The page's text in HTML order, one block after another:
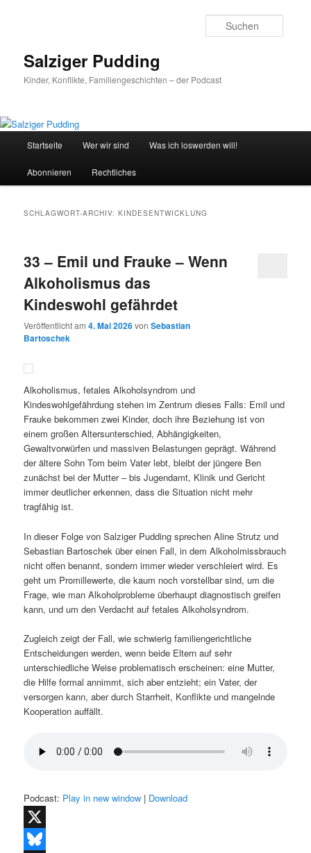
Salziger Pudding
Kinder, Konflikte, Familiengeschichten – der Podcast
Startseite Wer wir sind Was ich loswerden will!
Abonnieren Rechtliches
SCHLAGWORT-ARCHIV:KINDESENTWICKLUNG
33 – Emil und Frauke – Wenn
Alkoholismus das
Kindeswohl gefährdet
Veröffentlicht am4. Mai 2026vonSebastian
Bartoschek
Alkoholismus, fetales Alkoholsyndrom und
Kindeswohlgefährdung stehen im Zentrum dieses Falls: Emil und
Frauke bekommen zwei Kinder, doch ihre Beziehung ist von
einem großen Altersunterschied, Abhängigkeiten,
Gewaltvorwürfen und massiven Belastungen geprägt. Während
der ältere Sohn Tom beim Vater lebt, bleibt der jüngere Ben
zunächst bei der Mutter – bis Jugendamt, Klinik und Gericht
immer deutlicher erkennen, dass die Situation nicht mehr
tragfähig ist.
In dieser Folge von Salziger Pudding sprechen Aline Strutz und
Sebastian Bartoschek über einen Fall, in dem Alkoholmissbrauch
nicht offen benannt, sondern immer wieder verschleiert wird. Es
geht um Promillewerte, die kaum noch vorstellbar sind, um die
Frage, wie man Alkoholprobleme überhaupt diagnostisch greifen
kann, und um den Verdacht auf fetales Alkoholsyndrom.
Zugleich zeigt der Fall, wie schwierig familiengerichtliche
Entscheidungen werden, wenn beide Eltern auf sehr
unterschiedliche Weise problematisch erscheinen: eine Mutter,
die Hilfe formal annimmt, sich aber entzieht; ein Vater, der
versorgen kann, aber durch Starrheit, Konflikte und mangelnde
Kooperation auffällt.
Podcast: Play in new window | Download
X